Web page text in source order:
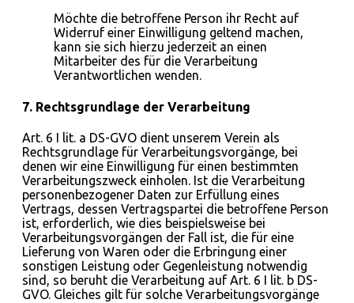
Möchte die betroffene Person ihr Recht auf
Widerruf einer Einwilligung geltend machen,
kann sie sich hierzu jederzeit an einen
Mitarbeiter des für die Verarbeitung
Verantwortlichen wenden.
7. Rechtsgrundlage der Verarbeitung
Art. 6 I lit. a DS-GVO dient unserem Verein als
Rechtsgrundlage für Verarbeitungsvorgänge, bei
denen wir eine Einwilligung für einen bestimmten
Verarbeitungszweck einholen. Ist die Verarbeitung
personenbezogener Daten zur Erfüllung eines
Vertrags, dessen Vertragspartei die betroffene Person
ist, erforderlich, wie dies beispielsweise bei
Verarbeitungsvorgängen der Fall ist, die für eine
Lieferung von Waren oder die Erbringung einer
sonstigen Leistung oder Gegenleistung notwendig
sind, so beruht die Verarbeitung auf Art. 6 I lit. b DS-
GVO. Gleiches gilt für solche Verarbeitungsvorgänge